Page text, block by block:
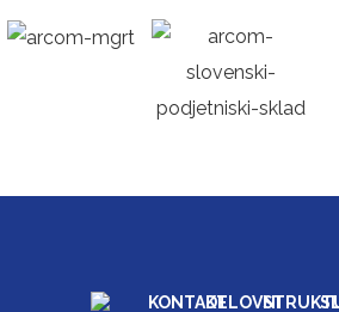
KONTAKTDELOVNI